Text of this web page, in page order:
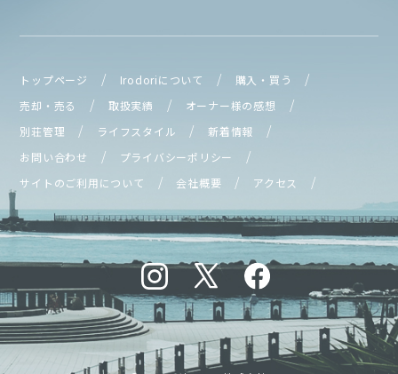
トップページ Irodoriについて
購入・買う
売却・売る
取扱実績
オーナー様の感想
別荘管理
ライフスタイル
新着情報
お問い合わせ
プライバシーポリシー
サイトのご利用について
会社概要 アクセス